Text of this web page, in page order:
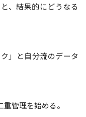
、結果的にどうなる
」と自分流のデータ
管理を始める。